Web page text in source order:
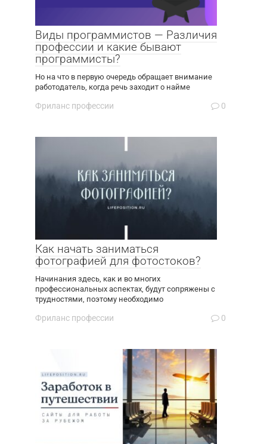
Виды программистов — Различия
профессии и какие бывают
программисты?
Но на что в первую очередь обращает внимание
работодатель, когда речь заходит о найме
Фриланс профессии 0
Как начать заниматься
фотографией для фотостоков?
Начинания здесь, как и во многих
профессиональных аспектах, будут сопряжены с
трудностями, поэтому необходимо
Фриланс профессии 0